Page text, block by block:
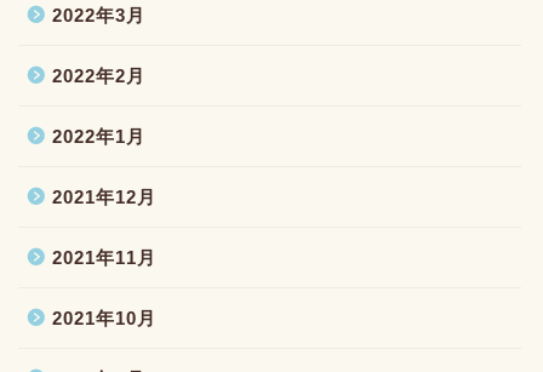
2022年3月
2022年2月
2022年1月
2021年12月
2021年11月
2021年10月